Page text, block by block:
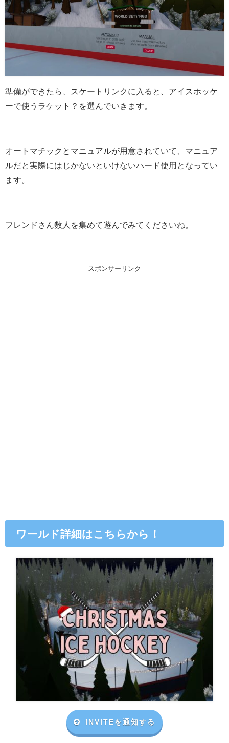
準備ができたら、スケートリンクに入ると、アイスホッケ
ーで使うラケット？を選んでいきます。
オートマチックとマニュアルが用意されていて、マニュア
ルだと実際にはじかないといけないハード使用となってい
ます。
フレンドさん数人を集めて遊んでみてくださいね。
スポンサーリンク
ワールド詳細はこちらから！
INVITEを通知する